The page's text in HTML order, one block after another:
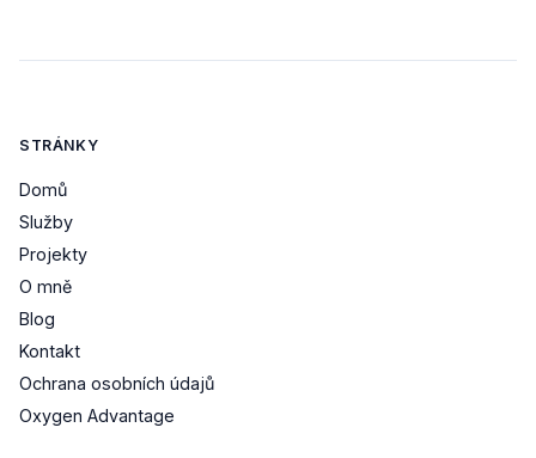
STRÁNKY
Domů
Služby
Projekty
O mně
Blog
Kontakt
Ochrana osobních údajů
Oxygen Advantage